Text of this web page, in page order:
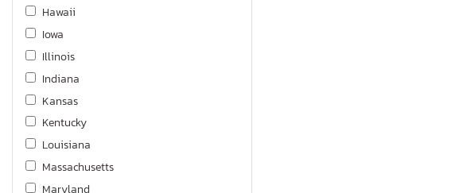
Hawaii
Iowa
Illinois
Indiana
Kansas
Kentucky
Louisiana
Massachusetts
Maryland